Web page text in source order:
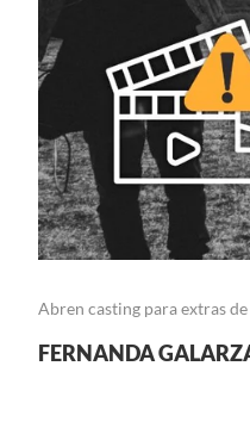
Abren casting para extras
FERNANDA